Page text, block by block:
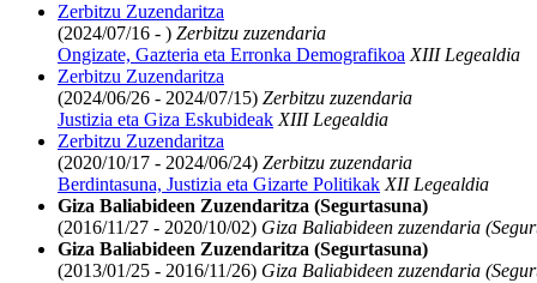
Zerbitzu Zuzendaritza
(2024/07/16 - ) Zerbitzu zuzendaria
Ongizate, Gazteria eta Erronka Demografikoa XIII Legealdia
Zerbitzu Zuzendaritza
(2024/06/26 - 2024/07/15) Zerbitzu zuzendaria
Justizia eta Giza Eskubideak XIII Legealdia
Zerbitzu Zuzendaritza
(2020/10/17 - 2024/06/24) Zerbitzu zuzendaria
Berdintasuna, Justizia eta Gizarte Politikak XII Legealdia
Giza Baliabideen Zuzendaritza (Segurtasuna)
(2016/11/27 - 2020/10/02) Giza Baliabideen zuzendaria
Giza Baliabideen Zuzendaritza (Segurtasuna)
(2013/01/25 - 2016/11/26) Giza Baliabideen zuzendaria